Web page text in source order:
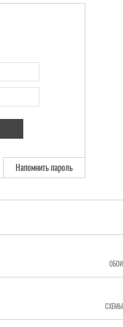
Напомнить пароль
ОБОИ
СХЕМЫ